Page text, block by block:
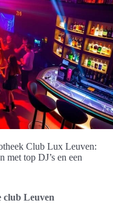
Club Lux Leuven:
met top DJ’s en een
club Leuven